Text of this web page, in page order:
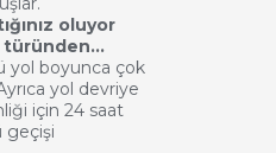
oluyor
türünden...
yol boyunca çok
yol devriye
için 24 saat
geçişi